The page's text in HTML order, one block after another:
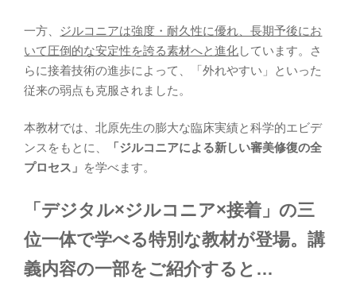
一方、 ジルコニアは強度・耐久性に優れ、長期予後にお
いて圧倒的な安定性を誇る素材へと進化しています。さ
らに接着技術の進歩によって、「外れやすい」といった
従来の弱点も克服されました。
本教材では、北原先生の膨大な臨床実績と科学的エビデ
ンスをもとに、
「ジルコニアによる新しい審美修復の全
プロセス」 を学べます。
「デジタル×ジルコニア×接着」の三
位一体で学べる特別な教材が登場。講
義内容の一部をご紹介すると…